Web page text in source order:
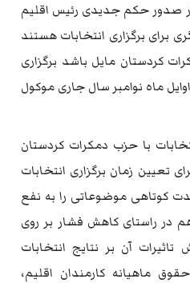
صدور حکم جدیدی رئیس اقلیم
برای برگزاری انتخابات هستند
کردستان مایل باشد برگزاری
اوایل ماه نوامبر سال جاری موکول
با حزب دمکرات کردستان
زمان برگزاری انتخابات
کوتاهی موضوعاتی را به نفع
در راستای کاهش فشار بر روی
آن بر نتایج انتخابات
ماهیانه کارمندان اقلیم،